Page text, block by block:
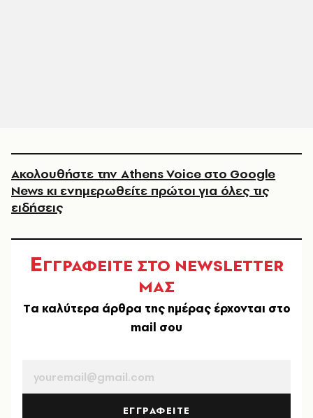
Ακολουθήστε την Athens Voice στο Google
News κι ενημερωθείτε πρώτοι για όλες τις
ειδήσεις
ΕΓΓΡΑΦΕΙΤΕ ΣΤΟ NEWSLETTER
ΜΑΣ
Tα καλύτερα άρθρα της ημέρας έρχονται στο
mail σου
ΕΓΓΡΑΦΕΙΤΕ